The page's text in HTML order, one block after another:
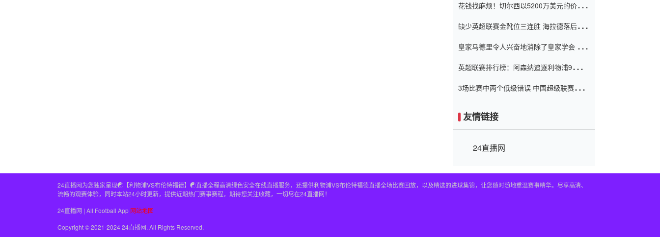
花钱找麻烦！切尔西以5200万美元的价格
窗口
缺少英超联赛金靴位三连胜 海拉德落后6球
皇家马德里令人兴奋地消除了皇家学会 安
英超联赛排行榜：阿森纳追逐利物浦9分 曼
3场比赛中两个低级错误 中国超级联赛的前
友情链接
24直播网
24直播网为您独家呈现☯️【利物浦VS布伦特福德】☯️直播全程高清绿色安全在线直播服务，还提供利物浦VS布伦特福德直播全场比赛回放，以及精选的进球集锦，让您随时随地重温赛事精华。尽享高清、
流畅的观赛体验，同时本站24小时更新，提供近期热门赛事赛程，期待您关注收藏，一切尽在24直播网！
24直播网 | All Football App 网站地图
Copyright © 2021-2024 24直播网. All Rights Reserved.